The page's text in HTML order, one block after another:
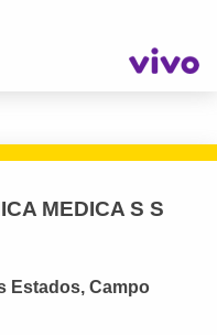
MEDICA S S
Estados, Campo